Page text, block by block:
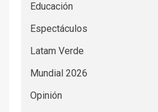
Educación
Espectáculos
Latam Verde
Mundial 2026
Opinión